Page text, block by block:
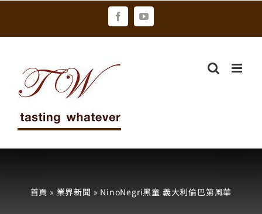
FacebookYouTube
首頁 » 業界新聞 » NinoNegri黑童 義大利倫巴第風華